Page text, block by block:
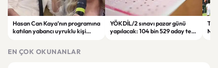
Hasan Can Kaya’nın programına
katılan yabancı uyruklu kişi
YÖKDİL/2 sınavı pazar günü
yapılacak: 104 bin 529 aday ter
EN ÇOK OKUNANLAR